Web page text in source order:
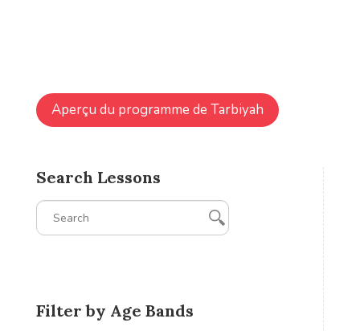
Aperçu du programme de Tarbiyah
Search Lessons
Filter by Age Bands